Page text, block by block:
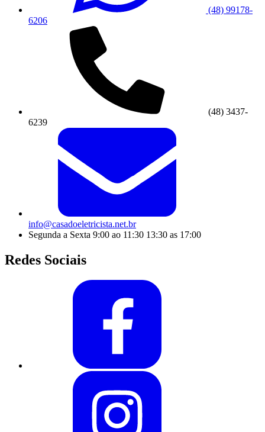
(48) 99178-
6206
(48) 3437-
6239
info@casadoeletricista.net.br
Segunda a Sexta 9:00 ao 11:30 13:30 as 17:00
Redes Sociais